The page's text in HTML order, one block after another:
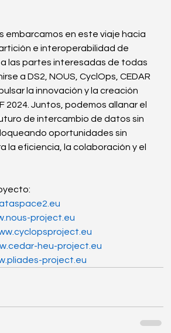
embarcamos en este viaje hacia
e interoperabilidad de
las partes interesadas de todas
a DS2, NOUS, CyclOps, CEDAR
la innovación y la creación
2024. Juntos, podemos allanar el
de intercambio de datos sin
oportunidades sin
la eficiencia, la colaboración y el
project.eu
heu-project.eu
project.eu